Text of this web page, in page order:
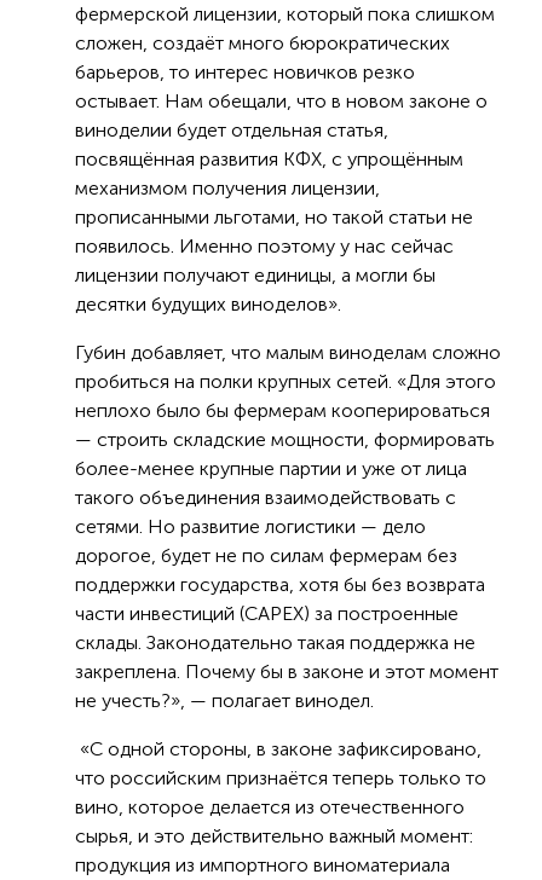
фермерской лицензии, который пока слишком
сложен, создаёт много бюрократических
барьеров, то интерес новичков резко
остывает. Нам обещали, что в новом законе о
виноделии будет отдельная статья,
посвящённая развития КФХ, с упрощённым
механизмом получения лицензии,
прописанными льготами, но такой статьи не
появилось. Именно поэтому у нас сейчас
лицензии получают единицы, а могли бы
десятки будущих виноделов».
Губин добавляет, что малым виноделам сложно
пробиться на полки крупных сетей. «Для этого
неплохо было бы фермерам кооперироваться
— строить складские мощности, формировать
более-менее крупные партии и уже от лица
такого объединения взаимодействовать с
сетями. Но развитие логистики — дело
дорогое, будет не по силам фермерам без
поддержки государства, хотя бы без возврата
части инвестиций (CAPEX) за построенные
склады. Законодательно такая поддержка не
закреплена. Почему бы в законе и этот момент
не учесть?», — полагает винодел.
«С одной стороны, в законе зафиксировано,
что российским признаётся теперь только то
вино, которое делается из отечественного
сырья, и это действительно важный момент:
продукция из импортного виноматериала